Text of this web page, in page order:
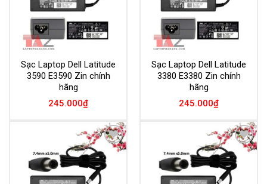
Sạc Laptop Dell Latitude
3590 E3590 Zin chính
hãng
245.000₫
Sạc Laptop Dell Latitude
3380 E3380 Zin chính
hãng
245.000₫
Add to
Wishlist
Add to
Wishlist